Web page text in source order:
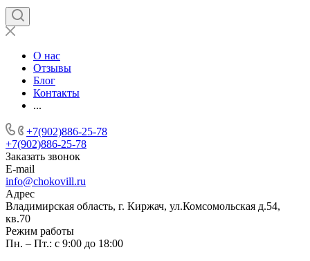
О нас
Отзывы
Блог
Контакты
...
+7(902)886-25-78
+7(902)886-25-78
Заказать звонок
E-mail
info@chokovill.ru
Адрес
Владимирская область, г. Киржач, ул.Комсомольская д.54,
кв.70
Режим работы
Пн. – Пт.: с 9:00 до 18:00